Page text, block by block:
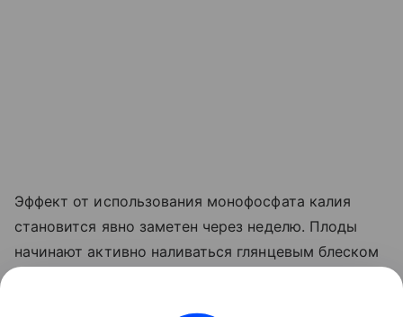
Эффект от использования монофосфата калия
становится явно заметен через неделю. Плоды
начинают активно наливаться глянцевым блеском